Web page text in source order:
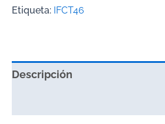
Etiqueta: IFCT46
Descripción